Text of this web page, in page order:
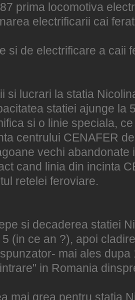
prima locomotiva
electrificarii cai
si de electrificare a caii
si lucrari la statia
statiei ajunge la
si o linie speciala,
centrului CENAFER
vechi abandonate
cand linia din incinta
retelei feroviare.
si decaderea statiei
(in ce an ?), apoi
mai ales
in Romania
mai grea pentru statia